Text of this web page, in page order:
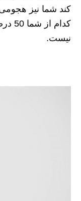
کند شما نیز هجومی
نیست.